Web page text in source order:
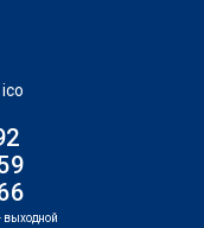
выходной